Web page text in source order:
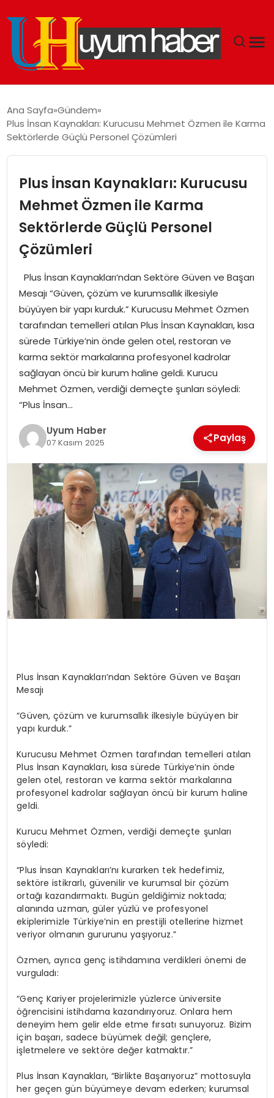
EKONOMI
SPOR
TEKNOLOJI
SAĞLIK
MAGAZIN
YAŞAM
Ana Sayfa Gündem
Plus İnsan Kaynakları: Kurucusu Mehmet Özmen ile Karma
Sektörlerde Güçlü Personel Çözümleri
Plus İnsan Kaynakları: Kurucusu
Mehmet Özmen ile Karma
Sektörlerde Güçlü Personel
Çözümleri
Plus İnsan Kaynakları’ndan Sektöre Güven ve Başarı
Mesajı “Güven, çözüm ve kurumsallık ilkesiyle
büyüyen bir yapı kurduk.” Kurucusu Mehmet Özmen
tarafından temelleri atılan Plus İnsan Kaynakları, kısa
sürede Türkiye’nin önde gelen otel, restoran ve
karma sektör markalarına profesyonel kadrolar
sağlayan öncü bir kurum haline geldi. Kurucu
Mehmet Özmen, verdiği demeçte şunları söyledi:
“Plus İnsan…
Uyum Haber
07 Kasım 2025 Paylaş
Plus İnsan Kaynakları’ndan Sektöre Güven ve Başarı
Mesajı
“Güven, çözüm ve kurumsallık ilkesiyle büyüyen bir
yapı kurduk.”
Kurucusu Mehmet Özmen tarafından temelleri atılan
Plus İnsan Kaynakları, kısa sürede Türkiye’nin önde
gelen otel, restoran ve karma sektör markalarına
profesyonel kadrolar sağlayan öncü bir kurum haline
geldi.
Kurucu Mehmet Özmen, verdiği demeçte şunları
söyledi:
“Plus İnsan Kaynakları’nı kurarken tek hedefimiz,
sektöre istikrarlı, güvenilir ve kurumsal bir çözüm
ortağı kazandırmaktı. Bugün geldiğimiz noktada;
alanında uzman, güler yüzlü ve profesyonel
ekiplerimizle Türkiye’nin en prestijli otellerine hizmet
veriyor olmanın gururunu yaşıyoruz.”
Özmen, ayrıca genç istihdamına verdikleri önemi de
vurguladı:
“Genç Kariyer projelerimizle yüzlerce üniversite
öğrencisini istihdama kazandırıyoruz. Onlara hem
deneyim hem gelir elde etme fırsatı sunuyoruz. Bizim
için başarı, sadece büyümek değil; gençlere,
işletmelere ve sektöre değer katmaktır.”
Plus İnsan Kaynakları, “Birlikte Başarıyoruz” mottosuyla
her geçen gün büyümeye devam ederken; kurumsal